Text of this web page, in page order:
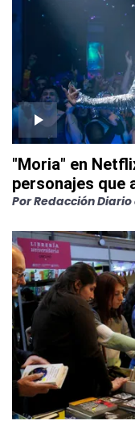
"Moria" en
personajes que
PorRedacción Diario